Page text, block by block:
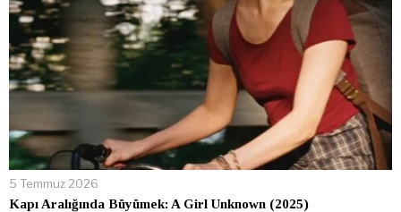
5 Temmuz 2026
Kapı Aralığında Büyümek: A Girl Unknown (2025)